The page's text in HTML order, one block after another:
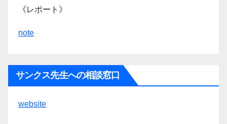
《レポート》
note
サンクス先生への相談窓口
website